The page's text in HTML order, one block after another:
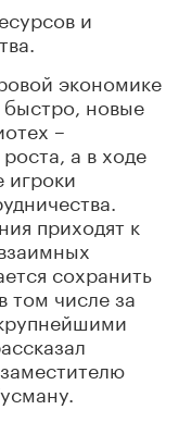
и
экономике
быстро, новые
–
а в ходе
приходят к
сохранить
том числе за